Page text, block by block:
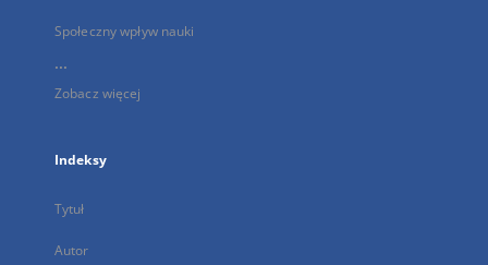
Społeczny wpływ nauki
...
Zobacz więcej
Indeksy
Tytuł
Autor